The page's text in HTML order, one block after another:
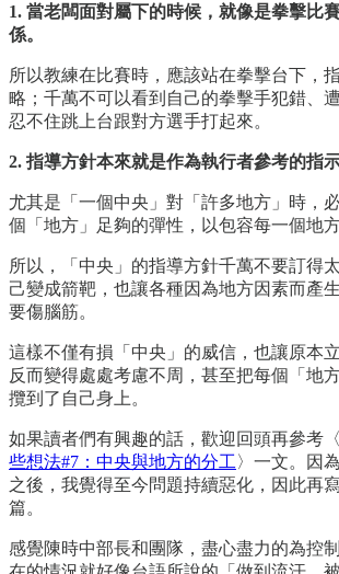
1. 當老闆面對屬下的時候，就像是拳擊比
係。
所以教練在比賽時，應該站在拳擊台下，
略；千萬不可以看到自己的拳擊手犯錯、
忍不住跳上台跟對方選手打起來。
2. 指導方針本來就是作為執行者參考的指示
尤其是「一個中央」對「許多地方」時，
個「地方」足夠的彈性，以包容每一個地方
所以，「中央」的指導方針千萬不要訂得
己變成箭靶，也讓各種因為地方因素而產
要傷腦筋。
這樣不僅有損「中央」的威信，也讓原本
反而變得處處考慮不周，甚至把每個「地
攬到了自己身上。
如果讀者們有興趣的話，歡迎回頭再參考〈
些想法#7：中央與地方的分工〉一文。因
之後，我覺得至今問題持續惡化，因此再
篇。
感覺陳時中部長和團隊，盡心盡力的為控